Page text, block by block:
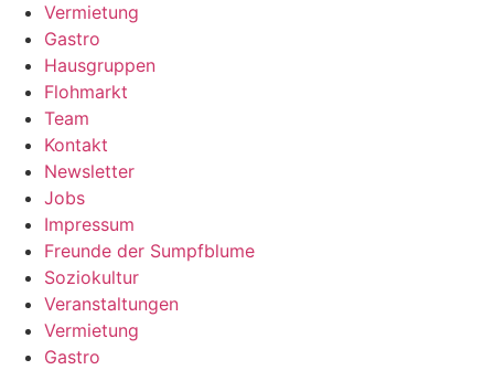
Vermietung
Gastro
Hausgruppen
Flohmarkt
Team
Kontakt
Newsletter
Jobs
Impressum
Freunde der Sumpfblume
Soziokultur
Veranstaltungen
Vermietung
Gastro